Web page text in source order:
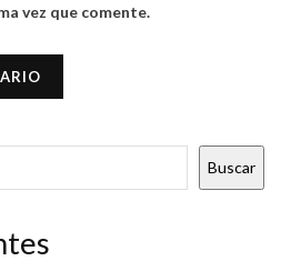
vez que comente.
Buscar